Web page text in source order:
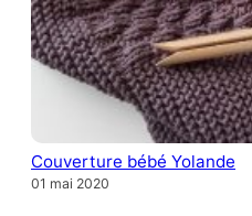
Couverture bébé Yolande
01 mai 2020